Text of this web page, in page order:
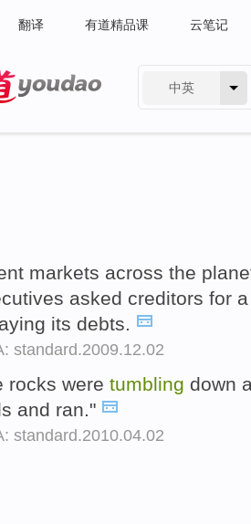
翻译 有道精品课 云笔记
中英
markets across the
asked creditors for
its debts.
standard.2009.12.02
rocks were tumbling down
and ran."
standard.2010.04.02